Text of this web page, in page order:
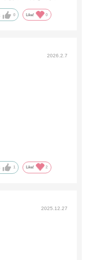
0 Like! 0
2026.2.7
1 Like! 2
2025.12.27